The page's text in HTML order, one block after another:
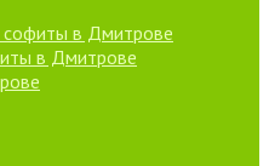
софиты в Дмитрове
в Дмитрове